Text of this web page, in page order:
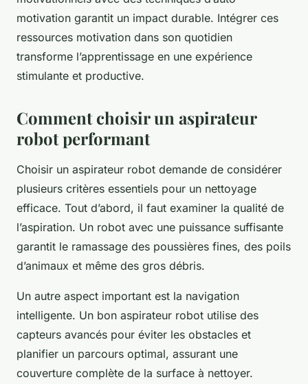
motivation garantit un impact durable. Intégrer ces
ressources motivation dans son quotidien
transforme l’apprentissage en une expérience
stimulante et productive.
Comment choisir un aspirateur
robot performant
Choisir un aspirateur robot demande de considérer
plusieurs critères essentiels pour un nettoyage
efficace. Tout d’abord, il faut examiner la qualité de
l’aspiration. Un robot avec une puissance suffisante
garantit le ramassage des poussières fines, des poils
d’animaux et même des gros débris.
Un autre aspect important est la navigation
intelligente. Un bon aspirateur robot utilise des
capteurs avancés pour éviter les obstacles et
planifier un parcours optimal, assurant une
couverture complète de la surface à nettoyer.